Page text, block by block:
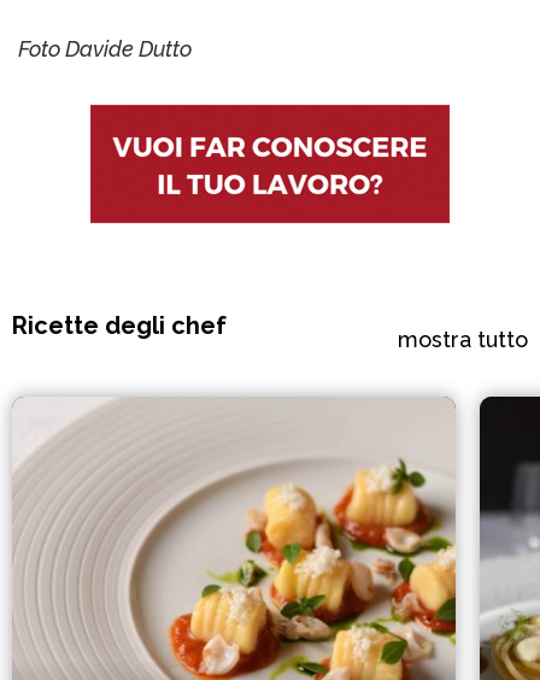
Foto Davide Dutto
Ricette degli chef mostra tutto